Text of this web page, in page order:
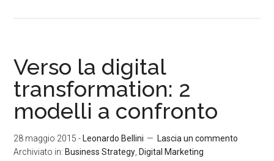
Verso la digital
transformation: 2
modelli a confronto
28 maggio 2015 - Leonardo Bellini
Lascia un commento
Archiviato in: Business Strategy Digital Marketing